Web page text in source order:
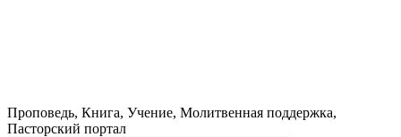
Проповедь, Книга, Учение, Молитвенная поддержка,
Пасторский портал